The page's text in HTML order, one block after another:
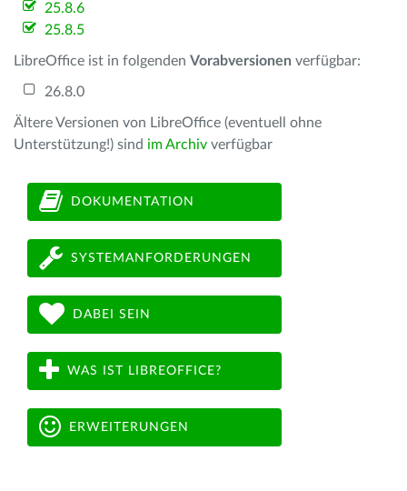
25.8.6
25.8.5
LibreOffice ist in folgenden Vorabversionen verfügbar:
26.8.0
Ältere Versionen von LibreOffice (eventuell ohne
Unterstützung!) sind im Archiv verfügbar
DOKUMENTATION
SYSTEMANFORDERUNGEN
DABEI SEIN
WAS IST LIBREOFFICE?
ERWEITERUNGEN